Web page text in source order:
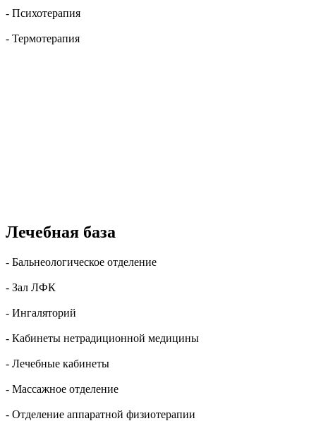
- Психотерапия
- Термотерапия
Лечебная база
- Бальнеологическое отделение
- Зал ЛФК
- Ингаляторий
- Кабинеты нетрадиционной медицины
- Лечебные кабинеты
- Массажное отделение
- Отделение аппаратной физиотерапии